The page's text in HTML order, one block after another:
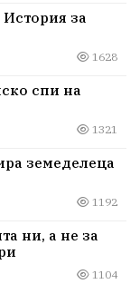
за
1628
спи на
1321
земеделеца
1192
ни, а не за
1104